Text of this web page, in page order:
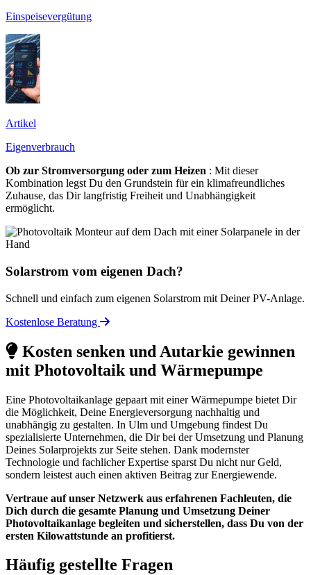
Einspeisevergütung
Artikel
Eigenverbrauch
Ob zur Stromversorgung oder zum Heizen : Mit dieser
Kombination legst Du den Grundstein für ein klimafreundliches
Zuhause, das Dir langfristig Freiheit und Unabhängigkeit
ermöglicht.
Solarstrom vom eigenen Dach?
Schnell und einfach zum eigenen Solarstrom mit Deiner PV-Anlage.
Kostenlose Beratung
Kosten senken und Autarkie gewinnen
mit Photovoltaik und Wärmepumpe
Eine Photovoltaikanlage gepaart mit einer Wärmepumpe bietet Dir
die Möglichkeit, Deine Energieversorgung nachhaltig und
unabhängig zu gestalten. In Ulm und Umgebung findest Du
spezialisierte Unternehmen, die Dir bei der Umsetzung und Planung
Deines Solarprojekts zur Seite stehen. Dank modernster
Technologie und fachlicher Expertise sparst Du nicht nur Geld,
sondern leistest auch einen aktiven Beitrag zur Energiewende.
Vertraue auf unser Netzwerk aus erfahrenen Fachleuten, die
Dich durch die gesamte Planung und Umsetzung Deiner
Photovoltaikanlage begleiten und sicherstellen, dass Du von der
ersten Kilowattstunde an profitierst.
Häufig gestellte Fragen